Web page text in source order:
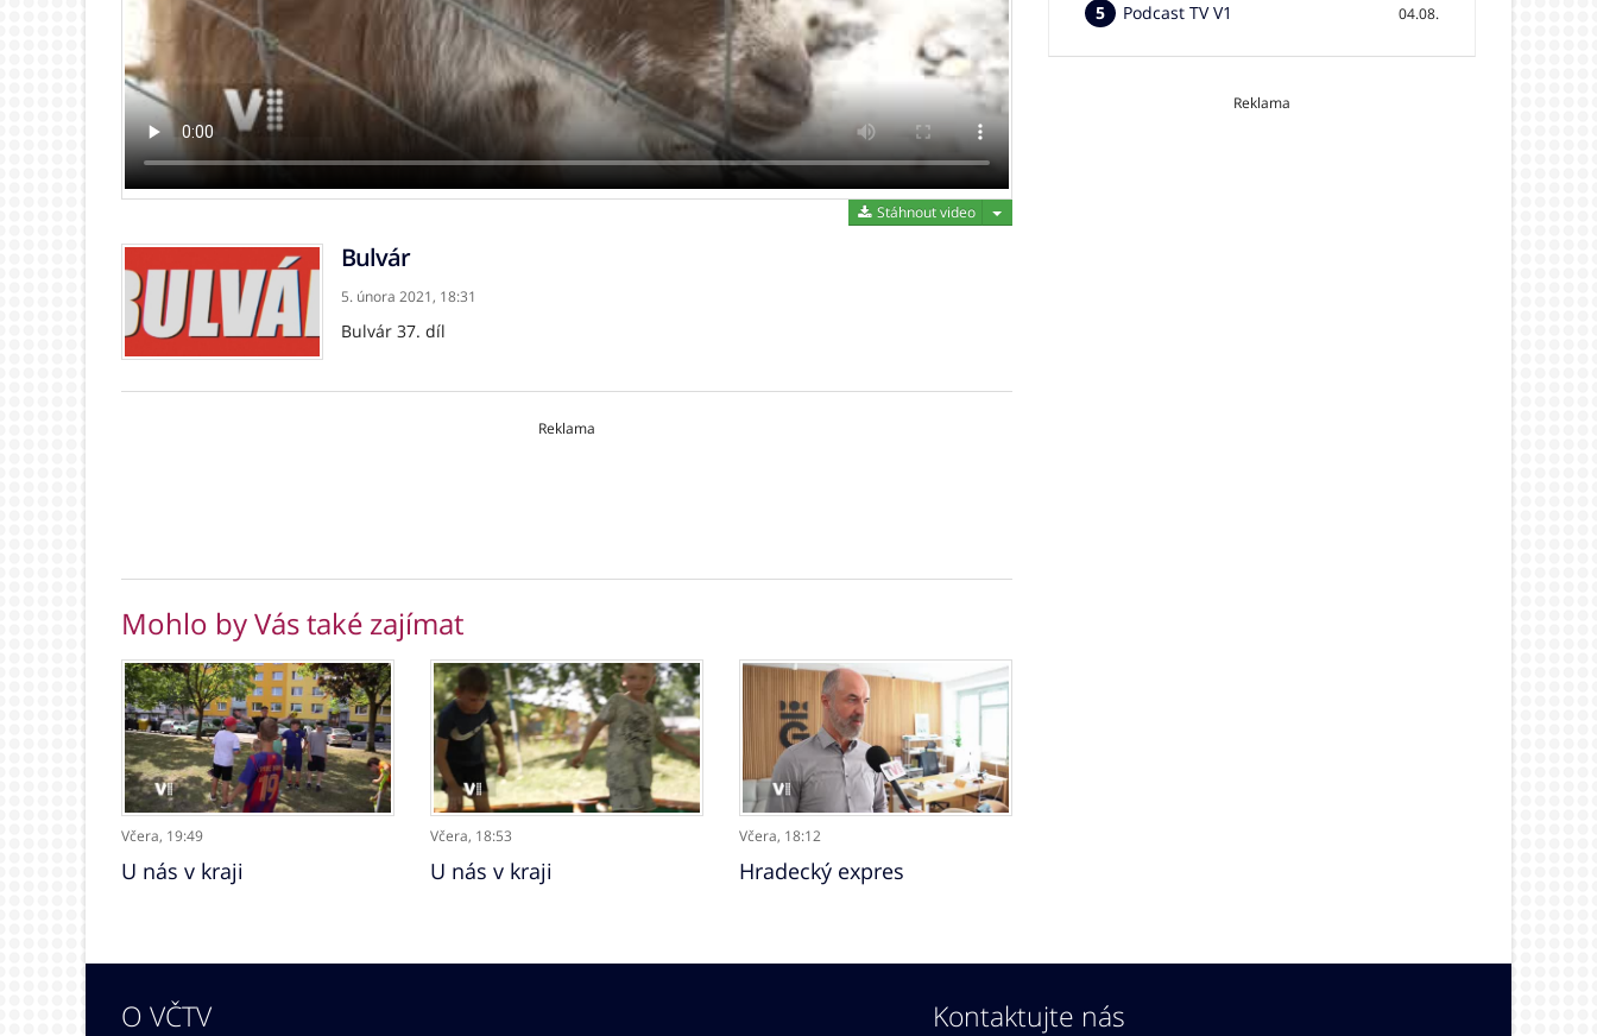
Stáhnout video Stáhnout video
Bulvár
5. února 2021, 18:31
Bulvár 37. díl
Reklama
Mohlo by Vás také zajímat
Včera, 19:49
U nás v kraji
Včera, 18:53
U nás v kraji
Včera, 18:12
Hradecký expres
Podcast TV V1 04.08.
Reklama
O VČTV Kontaktujte nás